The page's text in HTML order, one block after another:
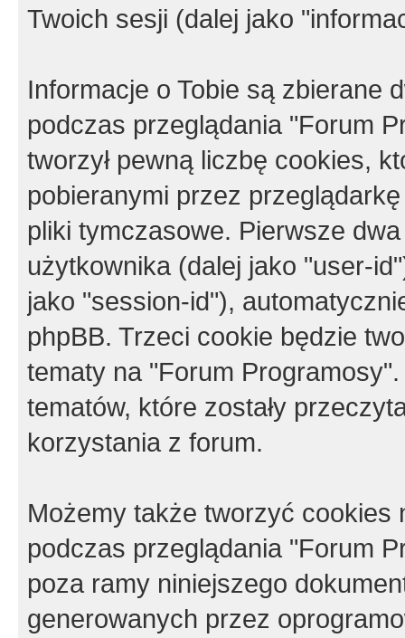
Twoich sesji (dalej jako
Informacje o Tobie są zbierane
podczas przeglądania "Forum
tworzył pewną liczbę cookies,
pobieranymi przez
pliki tymczasowe. Pierwsze
użytkownika (dalej jako "user-
jako "session-id"),
phpBB. Trzeci cookie będzie
tematy na "Forum
tematów, które zostały
korzystania z forum.
Możemy także tworzyć cookies
podczas przeglądania "Forum
poza ramy niniejszego
generowanych przez